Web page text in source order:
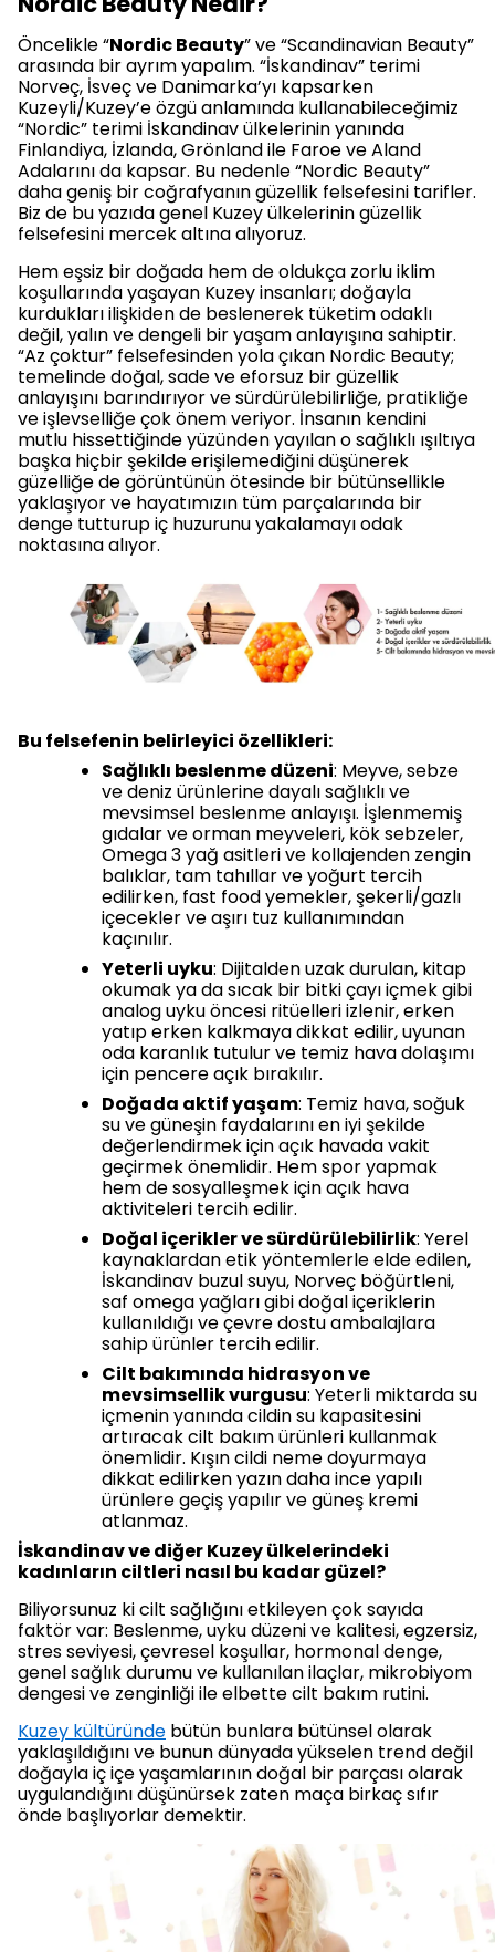
Öncelikle “Nordic Beauty” ve “Scandinavian Beauty”
arasında bir ayrım yapalım. “İskandinav” terimi
Norveç, İsveç ve Danimarka’yı kapsarken
Kuzeyli/Kuzey’e özgü anlamında kullanabileceğimiz
“Nordic” terimi İskandinav ülkelerinin yanında
Finlandiya, İzlanda, Grönland ile Faroe ve Aland
Adalarını da kapsar. Bu nedenle “Nordic Beauty”
daha geniş bir coğrafyanın güzellik felsefesini tarifler.
Biz de bu yazıda genel Kuzey ülkelerinin güzellik
felsefesini mercek altına alıyoruz.
Hem eşsiz bir doğada hem de oldukça zorlu iklim
koşullarında yaşayan Kuzey insanları; doğayla
kurdukları ilişkiden de beslenerek tüketim odaklı
değil, yalın ve dengeli bir yaşam anlayışına sahiptir.
“Az çoktur” felsefesinden yola çıkan Nordic Beauty;
temelinde doğal, sade ve eforsuz bir güzellik
anlayışını barındırıyor ve sürdürülebilirliğe, pratikliğe
ve işlevselliğe çok önem veriyor. İnsanın kendini
mutlu hissettiğinde yüzünden yayılan o sağlıklı ışıltıya
başka hiçbir şekilde erişilemediğini düşünerek
güzelliğe de görüntünün ötesinde bir bütünsellikle
yaklaşıyor ve hayatımızın tüm parçalarında bir
denge tutturup iç huzurunu yakalamayı odak
noktasına alıyor.
Bu felsefenin belirleyici özellikleri:
Sağlıklı beslenme düzeni: Meyve, sebze
ve deniz ürünlerine dayalı sağlıklı ve
mevsimsel beslenme anlayışı. İşlenmemiş
gıdalar ve orman meyveleri, kök sebzeler,
Omega 3 yağ asitleri ve kollajenden zengin
balıklar, tam tahıllar ve yoğurt tercih
edilirken, fast food yemekler, şekerli/gazlı
içecekler ve aşırı tuz kullanımından
kaçınılır.
Yeterli uyku: Dijitalden uzak durulan, kitap
okumak ya da sıcak bir bitki çayı içmek gibi
analog uyku öncesi ritüelleri izlenir, erken
yatıp erken kalkmaya dikkat edilir, uyunan
oda karanlık tutulur ve temiz hava dolaşımı
için pencere açık bırakılır.
Doğada aktif yaşam: Temiz hava, soğuk
su ve güneşin faydalarını en iyi şekilde
değerlendirmek için açık havada vakit
geçirmek önemlidir. Hem spor yapmak
hem de sosyalleşmek için açık hava
aktiviteleri tercih edilir.
Doğal içerikler ve sürdürülebilirlik: Yerel
kaynaklardan etik yöntemlerle elde edilen,
İskandinav buzul suyu, Norveç böğürtleni,
saf omega yağları gibi doğal içeriklerin
kullanıldığı ve çevre dostu ambalajlara
sahip ürünler tercih edilir.
Cilt bakımında hidrasyon ve
mevsimsellik vurgusu: Yeterli miktarda su
içmenin yanında cildin su kapasitesini
artıracak cilt bakım ürünleri kullanmak
önemlidir. Kışın cildi neme doyurmaya
dikkat edilirken yazın daha ince yapılı
ürünlere geçiş yapılır ve güneş kremi
atlanmaz.
İskandinav ve diğer Kuzey ülkelerindeki
kadınların ciltleri nasıl bu kadar güzel?
Biliyorsunuz ki cilt sağlığını etkileyen çok sayıda
faktör var: Beslenme, uyku düzeni ve kalitesi, egzersiz,
stres seviyesi, çevresel koşullar, hormonal denge,
genel sağlık durumu ve kullanılan ilaçlar, mikrobiyom
dengesi ve zenginliği ile elbette cilt bakım rutini.
Kuzey kültüründe bütün bunlara bütünsel olarak
yaklaşıldığını ve bunun dünyada yükselen trend değil
doğayla iç içe yaşamlarının doğal bir parçası olarak
uygulandığını düşünürsek zaten maça birkaç sıfır
önde başlıyorlar demektir.